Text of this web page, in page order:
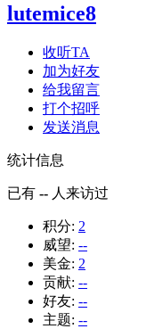
lutemice8
收听TA
加为好友
给我留言
打个招呼
发送消息
统计信息
已有 -- 人来访过
积分: 2
威望: --
美金: 2
贡献: --
好友: --
主题: --